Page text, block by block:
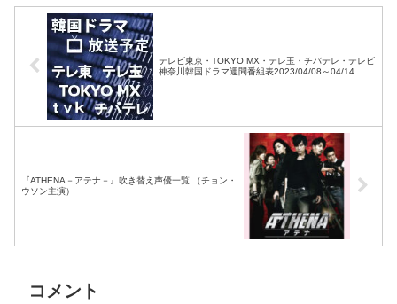
テレビ東京・TOKYO MX・テレ玉・チバテレ・テレビ
神奈川韓国ドラマ週間番組表2023/04/08～04/14
『ATHENA－アテナ－』吹き替え声優一覧 （チョン・
ウソン主演）
コメント